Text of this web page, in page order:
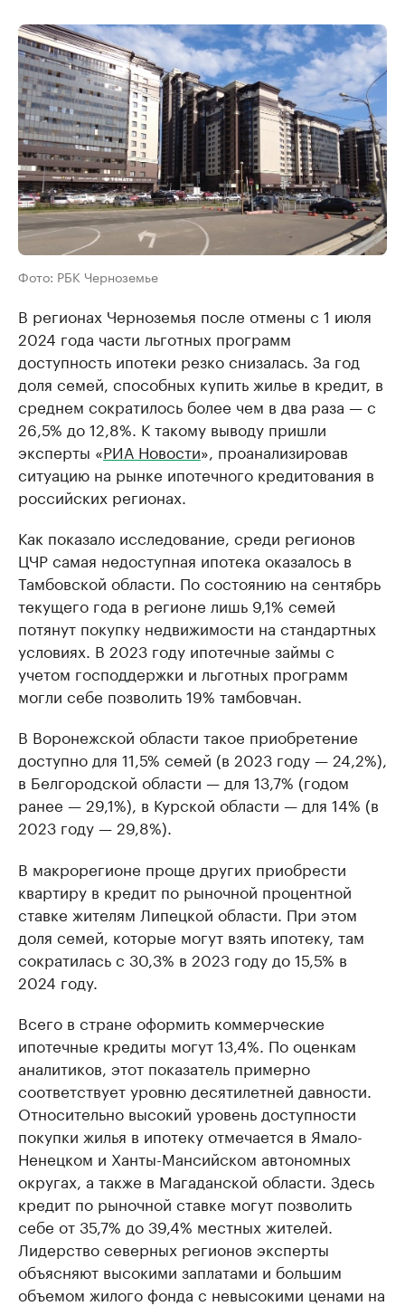
Фото: РБК Черноземье
В регионах Черноземья после отмены с 1 июля
2024 года части льготных программ
доступность ипотеки резко снизалась. За год
доля семей, способных купить жилье в кредит, в
среднем сократилось более чем в два раза — с
26,5% до 12,8%. К такому выводу пришли
эксперты «РИА Новости», проанализировав
ситуацию на рынке ипотечного кредитования в
российских регионах.
Как показало исследование, среди регионов
ЦЧР самая недоступная ипотека оказалось в
Тамбовской области. По состоянию на сентябрь
текущего года в регионе лишь 9,1% семей
потянут покупку недвижимости на стандартных
условиях. В 2023 году ипотечные займы с
учетом господдержки и льготных программ
могли себе позволить 19% тамбовчан.
В Воронежской области такое приобретение
доступно для 11,5% семей (в 2023 году — 24,2%),
в Белгородской области — для 13,7% (годом
ранее — 29,1%), в Курской области — для 14% (в
2023 году — 29,8%).
В макрорегионе проще других приобрести
квартиру в кредит по рыночной процентной
ставке жителям Липецкой области. При этом
доля семей, которые могут взять ипотеку, там
сократилась с 30,3% в 2023 году до 15,5% в
2024 году.
Всего в стране оформить коммерческие
ипотечные кредиты могут 13,4%. По оценкам
аналитиков, этот показатель примерно
соответствует уровню десятилетней давности.
Относительно высокий уровень доступности
покупки жилья в ипотеку отмечается в Ямало-
Ненецком и Ханты-Мансийском автономных
округах, а также в Магаданской области. Здесь
кредит по рыночной ставке могут позволить
себе от 35,7% до 39,4% местных жителей.
Лидерство северных регионов эксперты
объясняют высокими заплатами и большим
объемом жилого фонда с невысокими ценами на